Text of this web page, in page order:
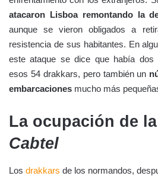
atacaron Lisboa remontando la
aunque se vieron obligados a
resistencia de sus habitantes. En
este ataque se dice que había dos
esos 54 drakkars, pero también un
embarcaciones mucho más
La ocupación de
Cabtel
Los drakkars de los normandos,